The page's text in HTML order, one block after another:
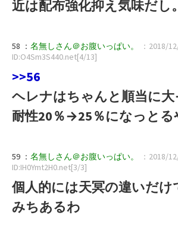
近は配布強化抑え気味だし。
58 ： 名無しさん＠お腹いっぱい。
：2018/
ID:O4Sm3S440.net[4/13]
>>56
ヘレナはちゃんと順当に
耐性20％→25％になっとる
59 ： 名無しさん＠お腹いっぱい。
：2018/
ID:IH0Ymt2H0.net[3/3]
個人的には天冥の違いだけ
みちあるわ